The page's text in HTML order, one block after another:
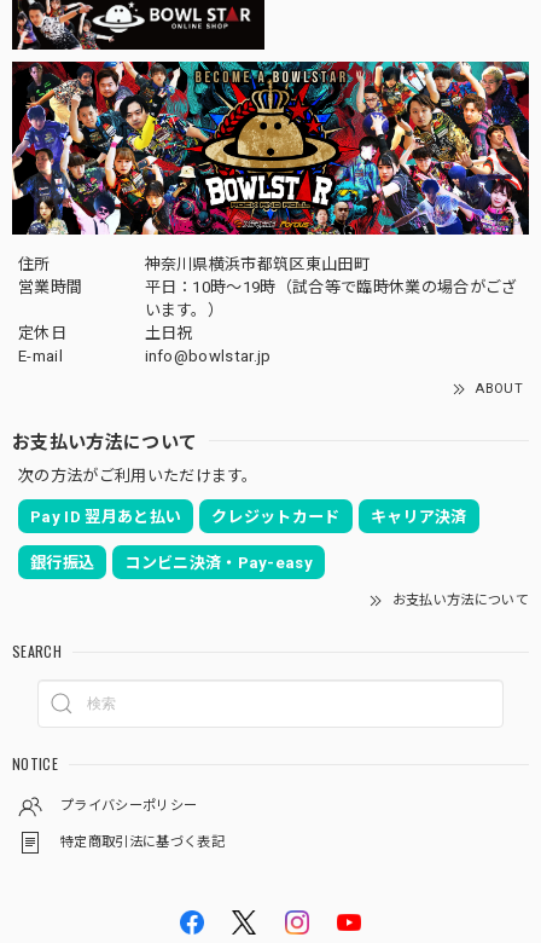
住所
神奈川県横浜市都筑区東山田町
営業時間
平日：10時～19時（試合等で臨時休業の場合がござ
います。）
定休日
土日祝
E-mail
info@bowlstar.jp
ABOUT
お支払い方法について
次の方法がご利用いただけます。
Pay ID 翌月あと払い クレジットカード キャリア決済
銀行振込 コンビニ決済・Pay-easy
お支払い方法について
SEARCH
NOTICE
プライバシーポリシー
特定商取引法に基づく表記